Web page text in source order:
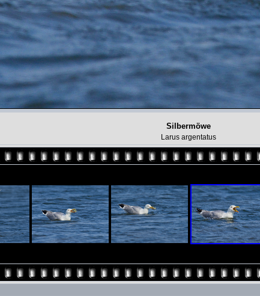
Silbermöwe
Larus argentatus